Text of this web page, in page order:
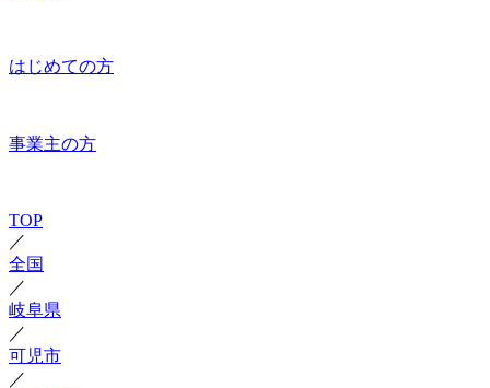
はじめての方
事業主の方
TOP
／
全国
／
岐阜県
／
可児市
／